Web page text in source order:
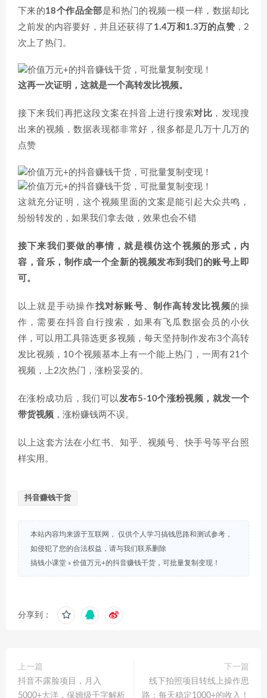
下来的18个作品全部是和热门的视频一模一样，数据却比
之前发的内容要好，并且还获得了 1.4万和1.3万的点赞，2
次上了热门。
这再一次证明，这就是一个高转发比视频。
接下来我们再把这段文案在抖音上进行搜索对比 ，发现搜
出来的视频，数据表现都非常好，很多都是几万十几万的
点赞
这就充分证明，这个视频里面的文案是能引起大众共鸣，
纷纷转发的，如果我们拿去做，效果也会不错
接下来我们要做的事情，就是模仿这个视频的形式，内
容，音乐，制作成一个全新的视频发布到我们的账号上即
可。
以上就是手动操作找对标账号、制作高转发比视频 的操
作，需要在抖音自行搜索，如果有飞瓜数据会员的小伙
伴，可以用工具筛选更多视频，每天坚持制作发布3个高转
发比视频，10个视频基本上有一个能上热门，一周有21个
视频，上2次热门，涨粉妥妥的。
在涨粉成功后，我们可以发布5-10个涨粉视频，就发一个
带货视频 ，涨粉赚钱两不误。
以上这套方法在小红书、知乎、视频号、快手号等平台照
样实用。
抖音赚钱干货
本站内容均来源于互联网， 仅供个人学习搞钱思路和测试参考，
如侵犯了您的合法权益，请与我们联系删除
搞钱小课堂 » 价值万元+的抖音赚钱干货，可批量复制变现！
分享到：
上一篇
抖音不露脸项目，月入
5000+大洋，保姆级千字解析
下一篇
线下拍照项目转线上操作思
路：每天稳定1000+的收入！